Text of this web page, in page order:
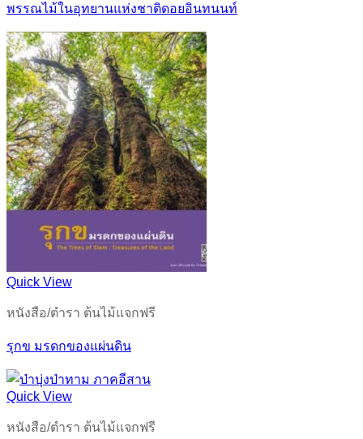
พรรณไม้ในอุทยานแห่งชาติดอยอินทนนท์
Quick View
หนังสือ/ตำรา ต้นไม้แจกฟรี
รุกข มรดกของแผ่นดิน
Quick View
หนังสือ/ตำรา ต้นไม้แจกฟรี